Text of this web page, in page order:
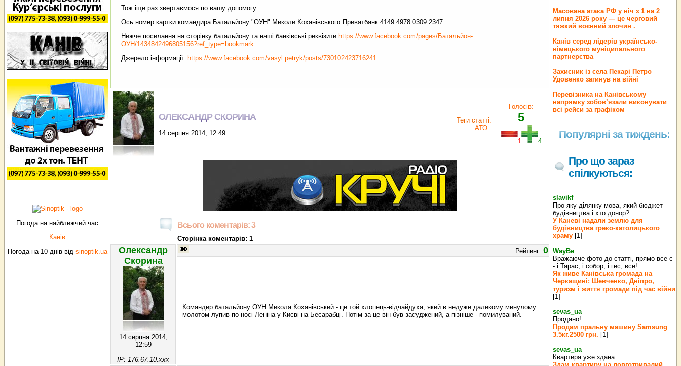
Погода на найближчий час
Канів
Погода на 10 днів від sinoptik.ua
Тож іще раз звертаємося по вашу допомогу.
Ось номер картки командира Батальйону "ОУН" Миколи Коханівського Приватбанк 4149 4978 0309 2347
Нижче посилання на сторінку батальйону та наші банківські реквізити https://www.facebook.com/pages/Батальйон-
ОУН/1434842496805156?ref_type=bookmark
Джерело інформації: https://www.facebook.com/vasyl.petryk/posts/730102423716241
ОЛЕКСАНДР СКОРИНА
14 серпня 2014, 12:49
Теги статті:
АТО
Голосів:
5
1 4
Всього коментарів: 3
Сторінка коментарів: 1
Олександр
Скорина
14 серпня 2014,
12:59
IP: 176.67.10.xxx
Рейтинг: 0
Командир батальйону ОУН Микола Коханівський - це той хлопець-відчайдуха, який в недуже далекому минулому
молотом лупив по носі Леніна у Києві на Бесарабці. Потім за це він був засуджений, а пізніше - помилуваний.
Масована атака РФ у ніч з 1 на 2
липня 2026 року — це черговий
тяжкий воєнний злочин .
Канів серед лідерів українсько-
німецького муніципального
партнерства
Захисник із села Пекарі Петро
Удовенко загинув на війні
Перевізника на Канівському
напрямку зобов’язали виконувати
всі рейси за графіком
Популярні за тиждень:
Про що зараз
спілкуються:
slavikf
Про яку ділянку мова, який бюджет
будівництва і хто донор?
У Каневі надали землю для
будівництва греко‐католицького
храму [1]
WayBe
Вражаюче фото до статті, прямо все є
- і Тарас, і собор, і гес, все!
Як живе Канівська громада на
Черкащині: Шевченко, Дніпро,
туризм і життя громади під час війни
[1]
sevas_ua
Продано!
Продам пральну машину Samsung
3.5кг.2500 грн. [1]
sevas_ua
Квартира уже здана.